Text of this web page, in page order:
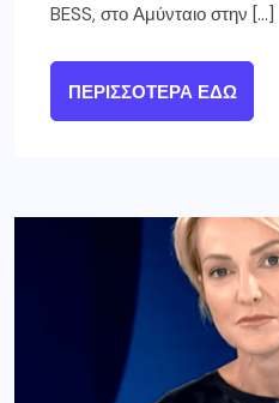
BESS, στο Αμύνταιο στην […]
ΠΕΡΙΣΣΌΤΕΡΑ ΕΔΏ